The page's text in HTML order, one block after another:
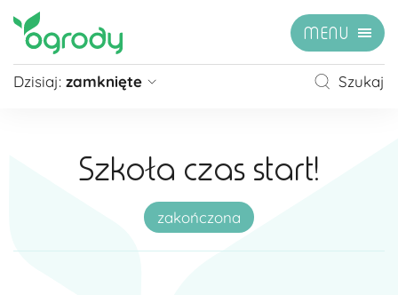
MENU
Dzisiaj: zamknięte
Niedziela
zamknięte
Niedziela handlowa
10:00 - 20:00
Szukaj
Szkoła czas start!
zakończona